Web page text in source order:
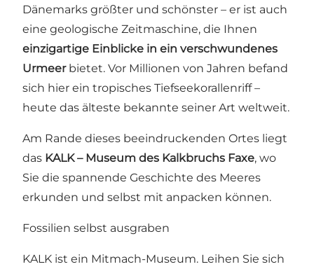
Dänemarks größter und schönster – er ist auch
eine geologische Zeitmaschine, die Ihnen
einzigartige Einblicke in ein verschwundenes
Urmeerbietet. Vor Millionen von Jahren befand
sich hier ein tropisches Tiefseekorallenriff –
heute das älteste bekannte seiner Art weltweit.
Am Rande dieses beeindruckenden Ortes liegt
das KALK – Museum des Kalkbruchs Faxe, wo
Sie die spannende Geschichte des Meeres
erkunden und selbst mit anpacken können.
Fossilien selbst ausgraben
KALK ist ein Mitmach-Museum. Leihen Sie sich